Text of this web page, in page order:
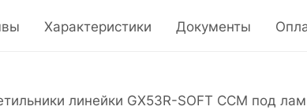
Характеристики Документы
линейки GX53R-SOFT ССМ под